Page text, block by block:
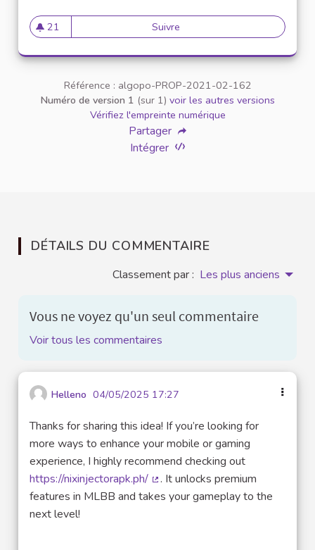
21
21 abonnés
Suivre Inclusion des personnes
Référence : algopo-PROP-2021-02-162
Numéro de version 1 (sur 1) voir les autres versions
Vérifiez l'empreinte numérique
Partager
Intégrer
DÉTAILS DU COMMENTAIRE
Classement par : Les plus anciens
Vous ne voyez qu'un seul commentaire
Voir tous les commentaires
Helleno 04/05/2025 17:27
Thanks for sharing this idea! If you’re looking for
more ways to enhance your mobile or gaming
experience, I highly recommend checking out
https://nixinjectorapk.ph/
(Lien externe)
. It unlocks premium
features in MLBB and takes your gameplay to the
next level!